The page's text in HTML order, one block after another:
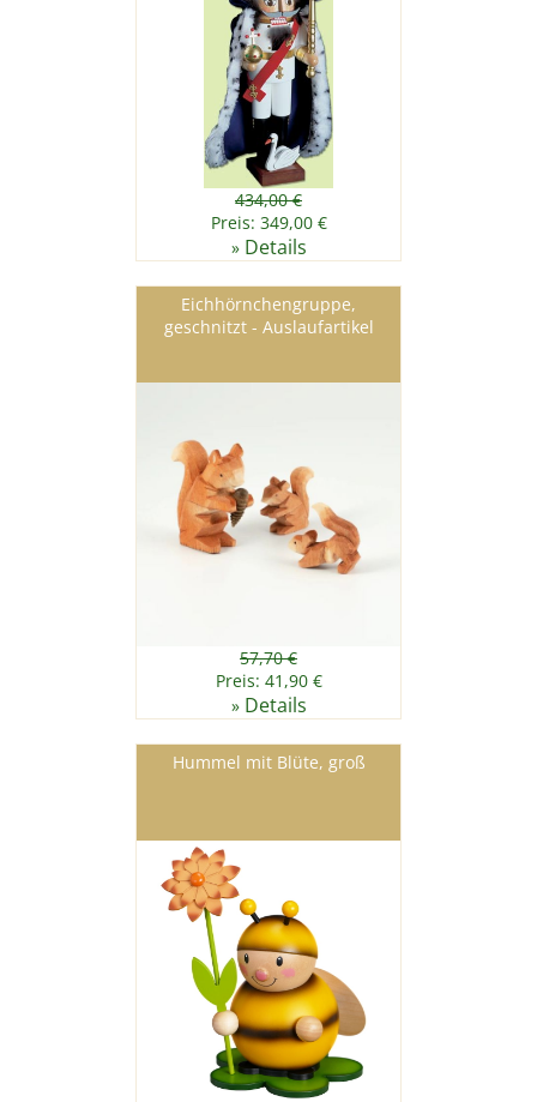
434,00 €
Preis: 349,00 €
» Details
Eichhörnchengruppe,
geschnitzt - Auslaufartikel
57,70 €
Preis: 41,90 €
» Details
Hummel mit Blüte, groß